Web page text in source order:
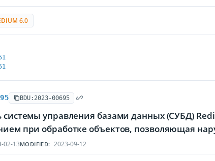
6.0
BDU:2023-00695
системы управления базами данных (СУБД)
при обработке объектов, позволяющая
02-13MODIFIED: 2023-09-12